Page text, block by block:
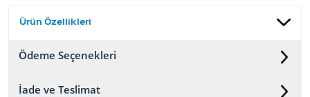
Ürün Özellikleri
Ödeme Seçenekleri
İade ve Teslimat